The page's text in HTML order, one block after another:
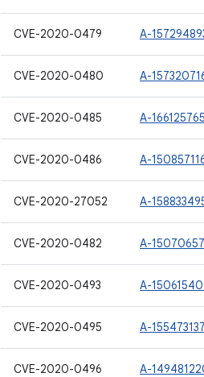
CVE-2020-0479 A-
CVE-2020-0480 A-
CVE-2020-0485 A-166125765
CVE-2020-0486 A-
CVE-2020-27052 A-
CVE-2020-0482 A-
CVE-2020-0493 A-
CVE-2020-0495 A-155473137
CVE-2020-0496 A-